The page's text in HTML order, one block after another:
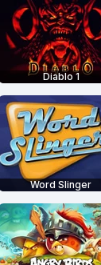
Diablo 1
Word Slinger